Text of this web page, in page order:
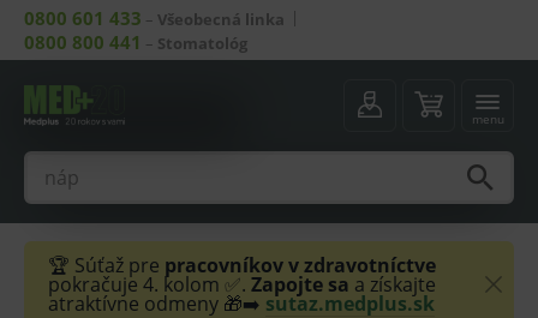
0800 601 433 – Všeobecná linka
0800 800 441 – Stomatológ
menu
🏆 Súťaž pre pracovníkov v zdravotníctve
pokračuje 4. kolom ✅. Zapojte sa a získajte
atraktívne odmeny 🎁➡️ sutaz.medplus.sk